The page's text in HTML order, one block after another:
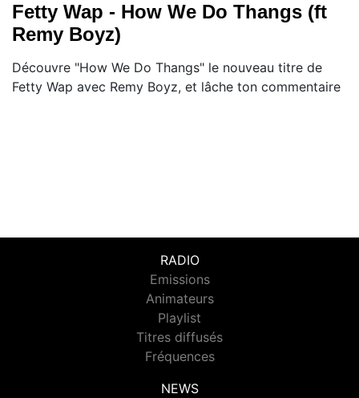
Fetty Wap - How We Do Thangs (ft
Remy Boyz)
Découvre "How We Do Thangs" le nouveau titre de
Fetty Wap avec Remy Boyz, et lâche ton commentaire
RADIO
Emissions
Animateurs
Playlist
Titres diffusés
Fréquences
NEWS